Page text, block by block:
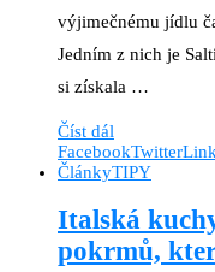
výjimečnému jídlu
Jedním z nich je
si získala …
Číst dál
FacebookTwitter
ČlánkyTIPY
Italská
pokrmů,